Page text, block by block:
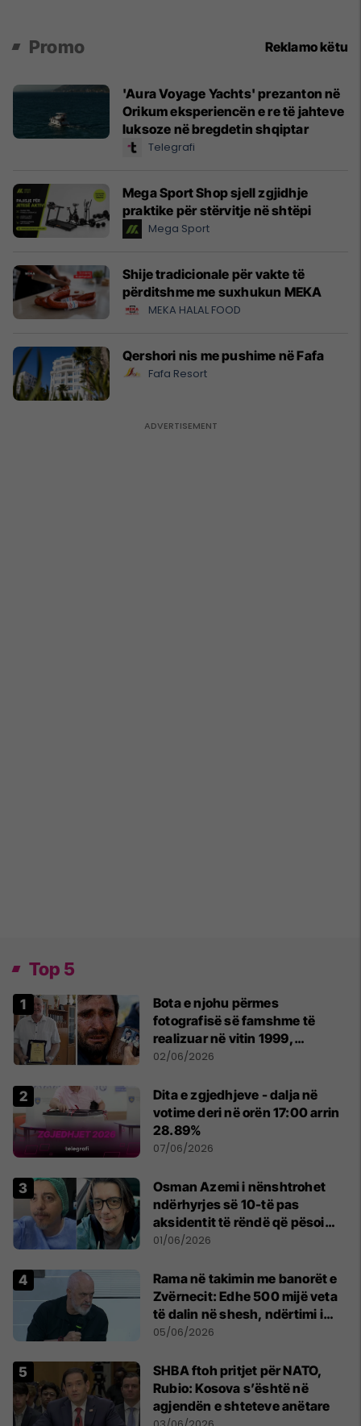
Promo Reklamo këtu
'Aura Voyage Yachts' prezanton në
Orikum eksperiencën e re të jahteve
luksoze në bregdetin shqiptar
Telegrafi
Mega Sport Shop sjell zgjidhje
praktike për stërvitje në shtëpi
Mega Sport
Shije tradicionale për vakte të
përditshme me suxhukun MEKA
MEKA HALAL FOOD
Qershori nis me pushime në Fafa
Fafa Resort
Top 5
Bota e njohu përmes
fotografisë së famshme të
realizuar në vitin 1999,
pensionohet Xajë Mustafa
02/06/2026
Dita e zgjedhjeve - dalja në
votime deri në orën 17:00 arrin
28.89%
07/06/2026
Osman Azemi i nënshtrohet
ndërhyrjes së 10-të pas
aksidentit të rëndë që pësoi
vitin e kaluar
01/06/2026
Rama në takimin me banorët e
Zvërnecit: Edhe 500 mijë veta
të dalin në shesh, ndërtimi i
resortit nuk anulohet
05/06/2026
SHBA ftoh pritjet për NATO,
Rubio: Kosova s’është në
agjendën e shteteve anëtare